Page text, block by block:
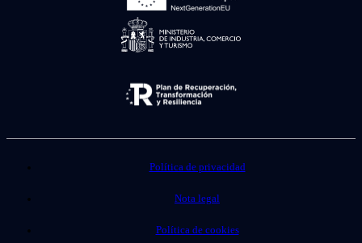
Política de privacidad
Nota legal
Política de cookies